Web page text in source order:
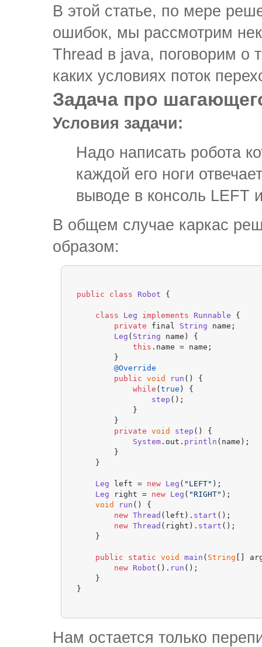
В этой статье, по мере
ошибок, мы рассмотрим
Thread в java, поговорим о
каких условиях поток
Задача про
Условия задачи:
Надо написать робота
каждой его ноги
выводе в консоль LEFT
В общем случае каркас
образом:
public class Robot {
class Leg implements Runnable {
private final String name;
Leg ( String name) {
this . name = name;
        }
@Override
public
void run ( ) {
while (true ) {
step ();
            }
        }
private
void step ( ) {
System . out . println (name);
        }
    }
Leg left = new Leg ( "LEFT" );
Leg right = new Leg ( "RIGHT" );
void
run ( ) {
new Thread (left). start ();
new Thread (right). start ();
    }
public static void main ( String []
new Robot (). run ();
    }
}
Нам остается только